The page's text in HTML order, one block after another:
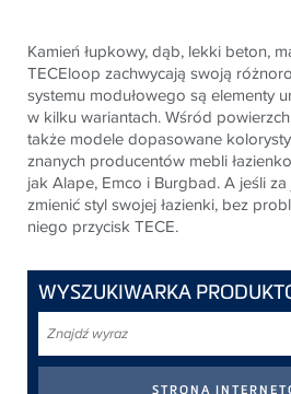
Kamień łupkowy, dąb, lekki beton,
TECEloop zachwycają swoją
systemu modułowego są elementy
w kilku wariantach. Wśród
także modele dopasowane
znanych producentów mebli
jak Alape, Emco i Burgbad. A jeśli
zmienić styl swojej łazienki, bez
niego przycisk TECE.
WYSZUKIWARKA
wyraz